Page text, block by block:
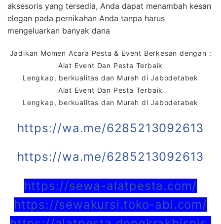
aksesoris yang tersedia, Anda dapat menambah kesan
elegan pada pernikahan Anda tanpa harus
mengeluarkan banyak dana
Jadikan Momen Acara Pesta & Event Berkesan dengan :
Alat Event Dan Pesta Terbaik
Lengkap, berkualitas dan Murah di Jabodetabek
Alat Event Dan Pesta Terbaik
Lengkap, berkualitas dan Murah di Jabodetabek
https://wa.me/6285213092613
https://wa.me/6285213092613
https://sewa-alatpesta.com/
https://sewakursi.toko-abi.com/